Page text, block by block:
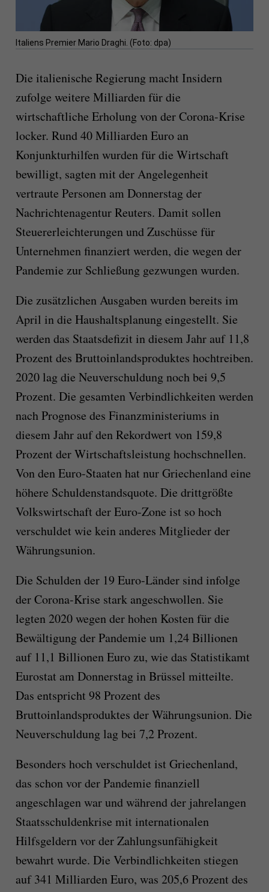
Italiens Premier Mario Draghi. (Foto: dpa)
Die italienische Regierung macht Insidern
zufolge weitere Milliarden für die
wirtschaftliche Erholung von der Corona-Krise
locker. Rund 40 Milliarden Euro an
Konjunkturhilfen wurden für die Wirtschaft
bewilligt, sagten mit der Angelegenheit
vertraute Personen am Donnerstag der
Nachrichtenagentur Reuters. Damit sollen
Steuererleichterungen und Zuschüsse für
Unternehmen finanziert werden, die wegen der
Pandemie zur Schließung gezwungen wurden.
Die zusätzlichen Ausgaben wurden bereits im
April in die Haushaltsplanung eingestellt. Sie
werden das Staatsdefizit in diesem Jahr auf 11,8
Prozent des Bruttoinlandsproduktes hochtreiben.
2020 lag die Neuverschuldung noch bei 9,5
Prozent. Die gesamten Verbindlichkeiten werden
nach Prognose des Finanzministeriums in
diesem Jahr auf den Rekordwert von 159,8
Prozent der Wirtschaftsleistung hochschnellen.
Von den Euro-Staaten hat nur Griechenland eine
höhere Schuldenstandsquote. Die drittgrößte
Volkswirtschaft der Euro-Zone ist so hoch
verschuldet wie kein anderes Mitglieder der
Währungsunion.
Die Schulden der 19 Euro-Länder sind infolge
der Corona-Krise stark angeschwollen. Sie
legten 2020 wegen der hohen Kosten für die
Bewältigung der Pandemie um 1,24 Billionen
auf 11,1 Billionen Euro zu, wie das Statistikamt
Eurostat am Donnerstag in Brüssel mitteilte.
Das entspricht 98 Prozent des
Bruttoinlandsproduktes der Währungsunion. Die
Neuverschuldung lag bei 7,2 Prozent.
Besonders hoch verschuldet ist Griechenland,
das schon vor der Pandemie finanziell
angeschlagen war und während der jahrelangen
Staatsschuldenkrise mit internationalen
Hilfsgeldern vor der Zahlungsunfähigkeit
bewahrt wurde. Die Verbindlichkeiten stiegen
auf 341 Milliarden Euro, was 205,6 Prozent des